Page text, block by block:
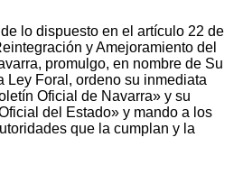
lo dispuesto en el artículo 22 de
y Amejoramiento del
promulgo, en nombre de Su
Ley Foral, ordeno su inmediata
Oficial de Navarra» y su
del Estado» y mando a los
que la cumplan y la